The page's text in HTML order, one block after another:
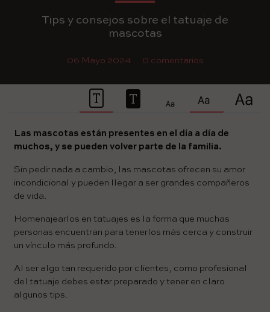
Tips y consejos sobre el tatuaje de
mascotas
06 Mayo 2024 0 comentarios
Las mascotas están presentes en el día a día de
muchos, y se pueden volver parte de la familia.
Sin pedir nada a cambio, las mascotas ofrecen su amor
incondicional y pueden llegar a ser grandes compañeros
de vida.
Homenajearlos en tatuajes es la forma que muchas
personas encuentran para tenerlos más cerca y construir
un vínculo más profundo.
Al ser algo tan requerido por clientes, como profesional
del tatuaje debes estar preparado y tener en claro
algunos tips.